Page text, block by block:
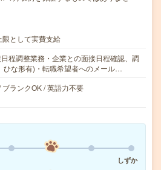
として実費支給
程調整業務・企業との面接日程確認、調
ひな形有)・転職希望者へのメール…
ランクOK / 英語力不要
しずか